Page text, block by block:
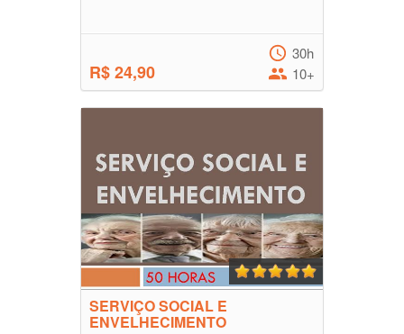
R$ 24,90
30h
10+
SERVIÇO SOCIAL E
ENVELHECIMENTO